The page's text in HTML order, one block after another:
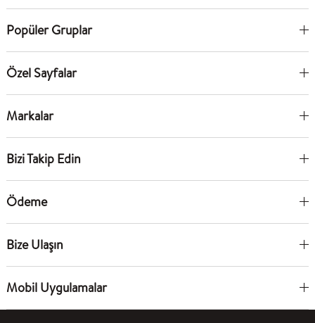
Popüler Gruplar
Özel Sayfalar
Markalar
Bizi Takip Edin
Ödeme
Bize Ulaşın
Mobil Uygulamalar